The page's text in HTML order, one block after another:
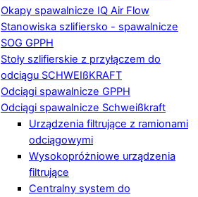
Okapy spawalnicze IQ Air Flow
Stanowiska szlifiersko - spawalnicze
SOG GPPH
Stoły szlifierskie z przyłączem do
odciągu SCHWEIßKRAFT
Odciągi spawalnicze GPPH
Odciągi spawalnicze Schweißkraft
Urządzenia filtrujące z ramionami
odciągowymi
Wysokopróżniowe urządzenia
filtrujące
Centralny system do